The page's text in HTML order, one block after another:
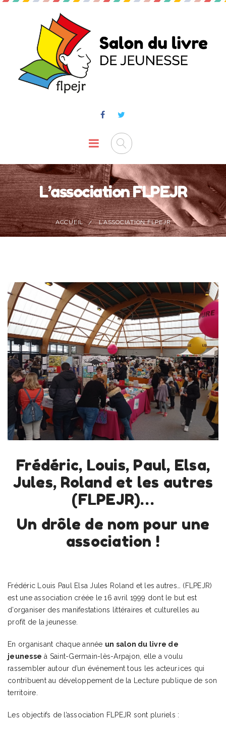
L’association FLPEJR
ACCUEIL L’ASSOCIATION FLPEJR
Frédéric, Louis, Paul, Elsa,
Jules, Roland et les autres
(FLPEJR)…
Un drôle de nom pour une
association !
Frédéric Louis Paul Elsa Jules Roland et les autres… (FLPEJR)
est une association créée le 16 avril 1999 dont le but est
d’organiser des manifestations littéraires et culturelles au
profit de la jeunesse.
En organisant chaque année un salon du livre de
jeunesse à Saint-Germain-lès-Arpajon, elle a voulu
rassembler autour d’un événement tous les acteur.ices qui
contribuent au développement de la Lecture publique de son
territoire.
Les objectifs de l’association FLPEJR sont pluriels :